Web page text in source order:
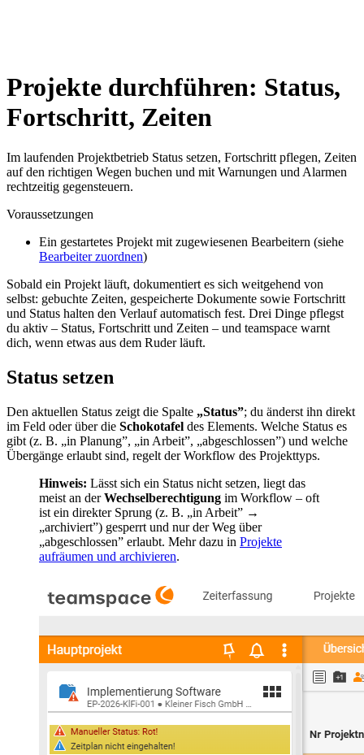
Projekte durchführen: Status,
Fortschritt, Zeiten
Im laufenden Projektbetrieb Status setzen, Fortschritt pflegen, Zeiten
auf den richtigen Wegen buchen und mit Warnungen und Alarmen
rechtzeitig gegensteuern.
Voraussetzungen
Ein gestartetes Projekt mit zugewiesenen Bearbeitern (siehe
Bearbeiter zuordnen)
Sobald ein Projekt läuft, dokumentiert es sich weitgehend von
selbst: gebuchte Zeiten, gespeicherte Dokumente sowie Fortschritt
und Status halten den Verlauf automatisch fest. Drei Dinge pflegst
du aktiv – Status, Fortschritt und Zeiten – und teamspace warnt
dich, wenn etwas aus dem Ruder läuft.
Status setzen
Den aktuellen Status zeigt die Spalte „Status”; du änderst ihn direkt
im Feld oder über die Schokotafel des Elements. Welche Status es
gibt (z. B. „in Planung”, „in Arbeit”, „abgeschlossen”) und welche
Übergänge erlaubt sind, regelt der Workflow des Projekttyps.
Hinweis: Lässt sich ein Status nicht setzen, liegt das
meist an derWechselberechtigung im Workflow – oft
ist ein direkter Sprung (z. B. „in Arbeit” →
„archiviert”) gesperrt und nur der Weg über
„abgeschlossen” erlaubt. Mehr dazu in Projekte
aufräumen und archivieren.